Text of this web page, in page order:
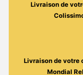
Livraison de
Livraison de votre
Mondial